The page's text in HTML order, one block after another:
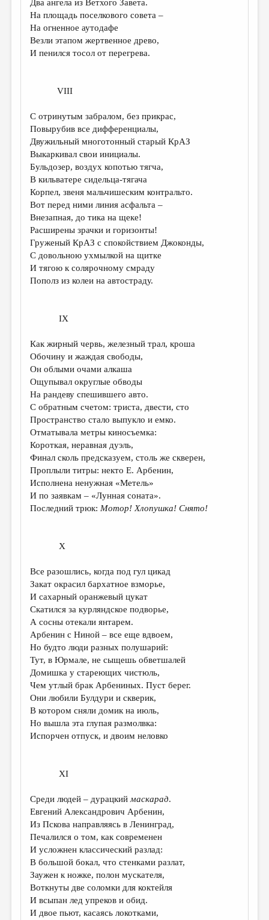
Два ангела из Ветхого Завета.
На площадь поселкового совета –
На огненное аутодафе
Везли этапом жертвенное древо,
И пенился тосол от перегрева.
VIII
С отринутым забралом, без прикрас,
Повырубив все дифференциалы,
Двужильный многотонный старый КрАЗ
Выкаркивал свои инициалы.
Бульдозер, воздух копотью тягча,
В кильватере сидельца-тягача
Корпел, звеня мальчишеским контральто.
Вот перед ними линия асфальта –
Внезапная, до тика на щеке!
Расширены зрачки и горизонты!
Груженый КрАЗ с спокойствием Джоконды,
С довольною ухмылкой на щитке
И тягою к солярочному смраду
Пополз из колеи на автостраду.
IX
Как жирный червь, железный трал, кроша
Обочину и жаждая свободы,
Он облыми очами алкаша
Ощупывал округлые обводы
На рандеву спешившего авто.
С обратным счетом: триста, двести, сто
Пространство стало выпукло и емко.
Отматывала метры киносъемка:
Короткая, неравная дуэль,
Финал сколь предсказуем, столь же скверен,
Проплыли титры: некто Е. Арбенин,
Исполнена ненужная «Метель»
И по заявкам – «Лунная соната».
Последний трюк: Мотор! Хлопушка! Снято!
X
Все разошлись, когда под гул цикад
Закат окрасил бархатное взморье,
И сахарный оранжевый цукат
Скатился за курляндское подворье,
А сосны отекали янтарем.
Арбенин с Ниной – все еще вдвоем,
Но будто люди разных полушарий:
Тут, в Юрмале, не сыщешь обветшалей
Домишка у стареющих чистюль,
Чем утлый брак Арбениных. Пуст берег.
Они любили Булдури и скверик,
В котором сняли домик на июль,
Но вышла эта глупая размолвка:
Испорчен отпуск, и двоим неловко
XI
Среди людей – дурацкий маскарад.
Евгений Александрович Арбенин,
Из Пскова направляясь в Ленинград,
Печалился о том, как современен
И усложнен классический разлад:
В большой бокал, что стенками разлат,
Заужен к ножке, полон мускателя,
Воткнуты две соломки для коктейля
И всыпан лед упреков и обид.
И двое пьют, касаясь локотками,